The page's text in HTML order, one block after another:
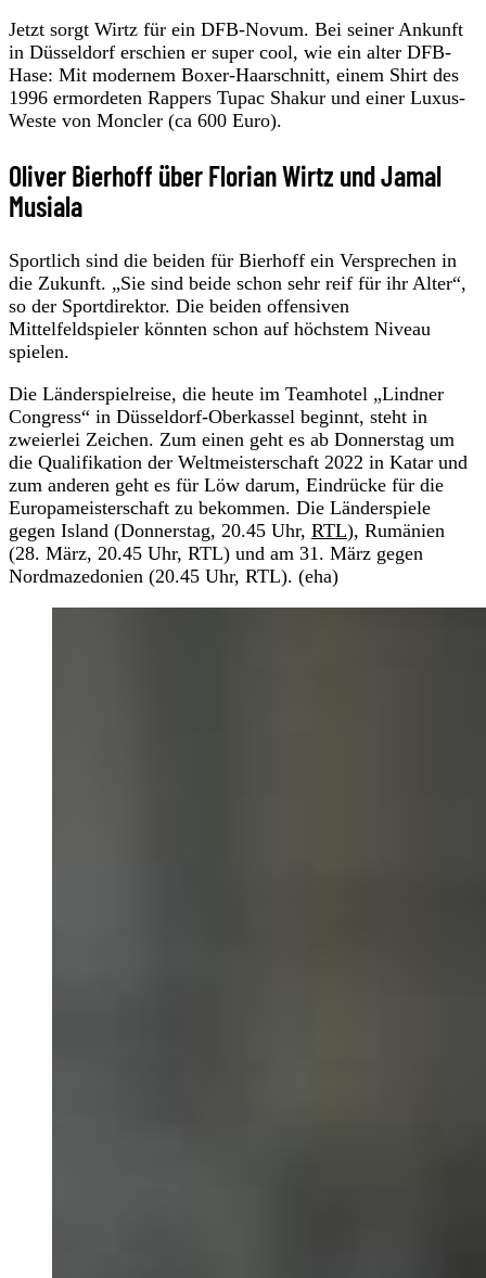
Jetzt sorgt Wirtz für ein DFB-Novum. Bei seiner Ankunft
in Düsseldorf erschien er super cool, wie ein alter DFB-
Hase: Mit modernem Boxer-Haarschnitt, einem Shirt des
1996 ermordeten Rappers Tupac Shakur und einer Luxus-
Weste von Moncler (ca 600 Euro).
Oliver Bierhoff über Florian Wirtz und Jamal
Musiala
Sportlich sind die beiden für Bierhoff ein Versprechen in
die Zukunft. „Sie sind beide schon sehr reif für ihr Alter“,
so der Sportdirektor. Die beiden offensiven
Mittelfeldspieler könnten schon auf höchstem Niveau
spielen.
Die Länderspielreise, die heute im Teamhotel „Lindner
Congress“ in Düsseldorf-Oberkassel beginnt, steht in
zweierlei Zeichen. Zum einen geht es ab Donnerstag um
die Qualifikation der Weltmeisterschaft 2022 in Katar und
zum anderen geht es für Löw darum, Eindrücke für die
Europameisterschaft zu bekommen. Die Länderspiele
gegen Island (Donnerstag, 20.45 Uhr, RTL), Rumänien
(28. März, 20.45 Uhr, RTL) und am 31. März gegen
Nordmazedonien (20.45 Uhr, RTL). (eha)